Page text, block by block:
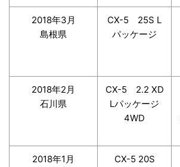
2018年3月
島根県
CX-5 25S L
パッケージ
2018年2月
石川県
CX-5 2.2 XD
Lパッケージ
4WD
2018年1月
CX-5 20S